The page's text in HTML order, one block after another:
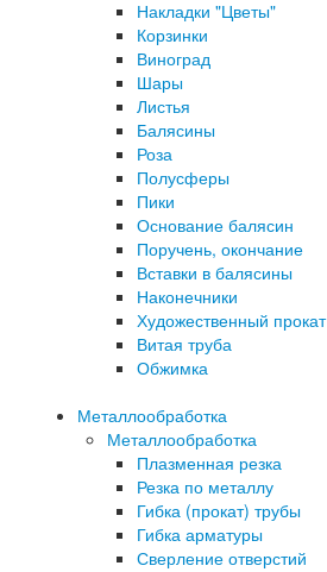
Накладки "Цветы"
Корзинки
Виноград
Шары
Листья
Балясины
Роза
Полусферы
Пики
Основание балясин
Поручень, окончание
Вставки в балясины
Наконечники
Художественный прокат
Витая труба
Обжимка
Металлообработка
Металлообработка
Плазменная резка
Резка по металлу
Гибка (прокат) трубы
Гибка арматуры
Сверление отверстий